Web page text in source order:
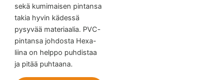
sekä kumimaisen pintansa
takia hyvin kädessä
pysyvää materiaalia. PVC-
pintansa johdosta Hexa-
liina on helppo puhdistaa
ja pitää puhtaana.